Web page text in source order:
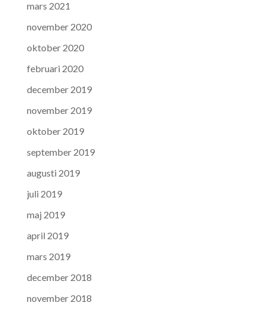
mars 2021
november 2020
oktober 2020
februari 2020
december 2019
november 2019
oktober 2019
september 2019
augusti 2019
juli 2019
maj 2019
april 2019
mars 2019
december 2018
november 2018